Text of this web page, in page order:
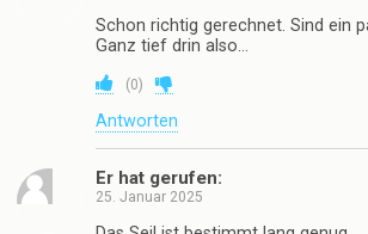
Schon richtig gerechnet. Sind ein
Ganz tief drin also…
(0)
Antworten
Er hat gerufen:
25. Januar 2025